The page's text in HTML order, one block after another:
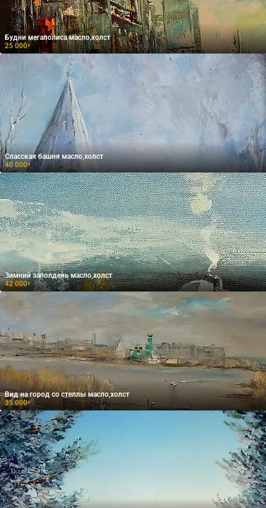
Будни мегаполиса масло,холст
25 000₽
Спасская башня масло,холст
40 000₽
Зимний заполдень масло,холст
42 000₽
Вид на город со стеллы масло,холст
35 000₽